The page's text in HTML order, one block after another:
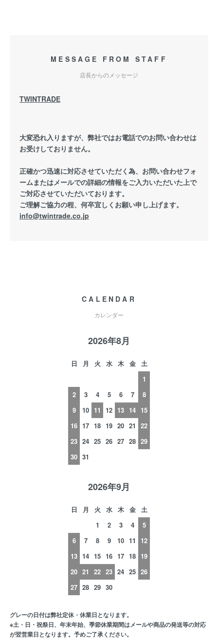
MESSAGE FROM STAFF
店長からのメッセージ
TWINTRADE
大変恐れ入りますが、弊社ではお電話でのお問い合わせは
お受けしておりません。
正確かつ迅速に対応させていただく為、お問い合わせフォ
ームまたはメールでの詳細の情報をご入力いただいた上で
ご対応させていただいております。
ご理解ご協力の程、何卒宜しくお願い申し上げます。
info@twintrade.co.jp
CALENDAR
カレンダー
2026年8月
日 月 火 水 木 金
土
1
2
3 4 5 6 7
8
9
10 11 12 13 14 15
16 17 18 19 20 21
22
23 24 25 26 27 28 29
30 31
2026年9月
日 月 火 水 木 金
土
1
2 3 4
5
6
7 8 9 10 11
12
13 14 15 16 17 18 19
20 21 22 23 24 25 26
27 28 29 30
グレーの日付は弊社定休・休業日となります。
※土・日・祝祭日、年末年始、季節休業期間はメールや商品の発送等の対応
が翌営業日となります。予めご了承ください。